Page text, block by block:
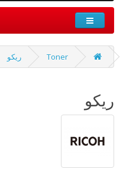
Toner ريكو
ريكو